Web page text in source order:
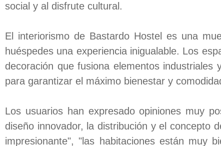
social y al disfrute cultural.
El interiorismo de Bastardo Hostel es una
huéspedes una experiencia inigualable. Los
decoración que fusiona elementos
para garantizar el máximo bienestar y
Los usuarios han expresado opiniones muy
diseño innovador, la distribución y el concepto
impresionante", "las habitaciones están muy